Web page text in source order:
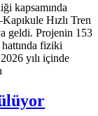
kapsamında
Hızlı Tren
geldi. Projenin 153
fiziki
yılı içinde